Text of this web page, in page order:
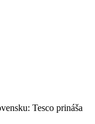
Tesco prináša